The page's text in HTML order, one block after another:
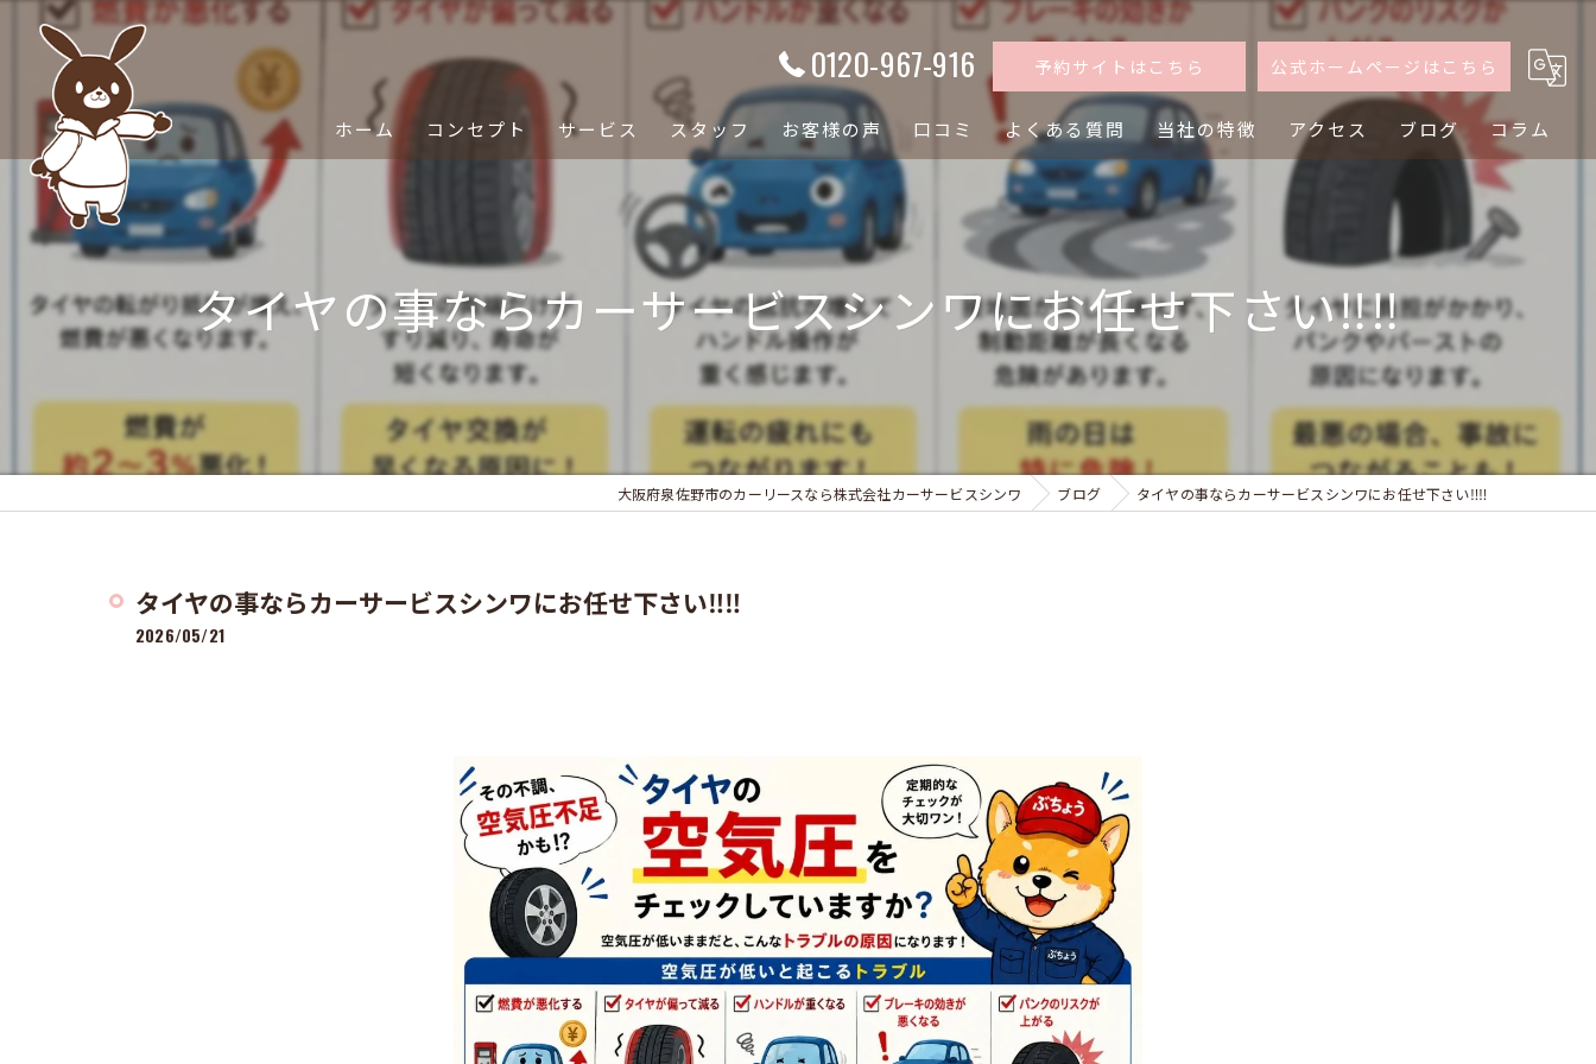
0120-967-916 予約サイトはこちら 公式ホームページはこちら
ホーム コンセプト サービス スタッフ お客様の声 口コミ よくある質問 当社の特徴
軽自動車
普通車
買取
査定
アクセス ブログ コラム
タイヤの事ならカーサービスシンワにお任せ下さい‼️‼️
大阪府泉佐野市のカーリースなら株式会社カーサービスシンワ ブログ タイヤの事ならカーサービスシンワにお任せ下さい‼️‼️
タイヤの事ならカーサービスシンワにお任せ下さい‼️‼️
2026/05/21